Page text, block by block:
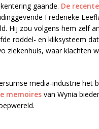
gaande. De
Frederieke
Hij zou volgens hem zelf
roddel- en kliksysteem
ziekenhuis, waar klachten
media-industrie het
memoires van Wynia